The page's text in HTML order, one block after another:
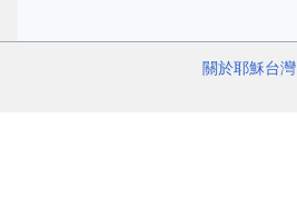
關於耶穌台灣